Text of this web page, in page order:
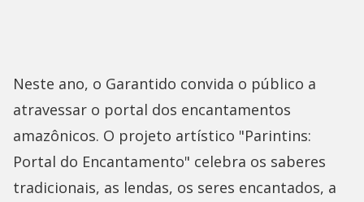
Neste ano, o Garantido convida o público a
atravessar o portal dos encantamentos
amazônicos. O projeto artístico "Parintins:
Portal do Encantamento" celebra os saberes
tradicionais, as lendas, os seres encantados, a